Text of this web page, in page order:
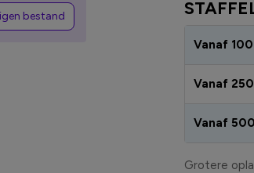
Vanaf
Vanaf
Vanaf
Grotere
bestand